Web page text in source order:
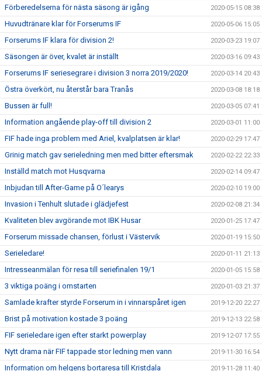
Förberedelserna för nästa säsong är igång 2020-05-15 08:38
Huvudtränare klar för Forserums IF 2020-05-06 15:05
Forserums IF klara för division 2! 2020-03-23 19:07
Säsongen är över, kvalet är inställt 2020-03-16 09:43
Forserums IF seriesegrare i division 3 norra 2019/2020! 2020-03-14 20:43
Östra överkört, nu återstår bara Tranås 2020-03-08 18:18
Bussen är full! 2020-03-05 07:41
Information angående play-off till division 2 2020-03-01 11:00
FIF hade inga problem med Ariel, kvalplatsen är klar! 2020-02-29 17:47
Grinig match gav serieledning men med bitter eftersmak 2020-02-22 22:33
Inställd match mot Husqvarna 2020-02-14 09:47
Inbjudan till After-Game på O´learys 2020-02-10 19:00
Invasion i Tenhult slutade i glädjefest 2020-02-08 21:34
Kvaliteten blev avgörande mot IBK Husar 2020-01-25 17:47
Forserum missade chansen, förlust i Västervik 2020-01-19 15:50
Serieledare! 2020-01-11 21:13
Intresseanmälan för resa till seriefinalen 19/1 2020-01-05 15:58
3 viktiga poäng i omstarten 2020-01-03 21:37
Samlade krafter styrde Forserum in i vinnarspåret igen 2019-12-20 22:27
Brist på motivation kostade 3 poäng 2019-12-13 22:58
FIF serieledare igen efter starkt powerplay 2019-12-07 17:55
Nytt drama när FIF tappade stor ledning men vann 2019-11-30 16:54
Information om helgens bortaresa till Kristdala 2019-11-28 11:40